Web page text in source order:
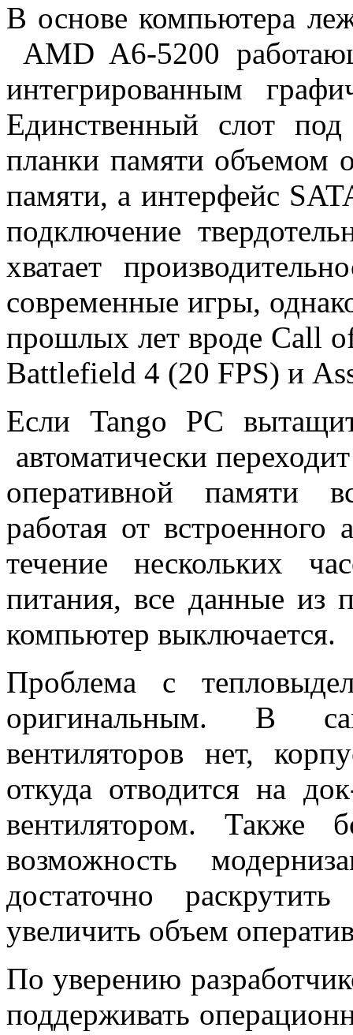
В основе компьютера
AMD A6-5200
интегрированным
Единственный слот
планки памяти объемом
памяти, а интерфейс
подключение
хватает
современные игры,
прошлых лет вроде Call
Battlefield 4 (20 FPS) и
Если Tango PC
автоматически
оперативной памяти
работая от
течение нескольких
питания, все данные из
компьютер выключается.
Проблема с
оригинальным. В
вентиляторов нет,
откуда отводится на
вентилятором. Также
возможность
достаточно
увеличить объем
По уверению
поддерживать